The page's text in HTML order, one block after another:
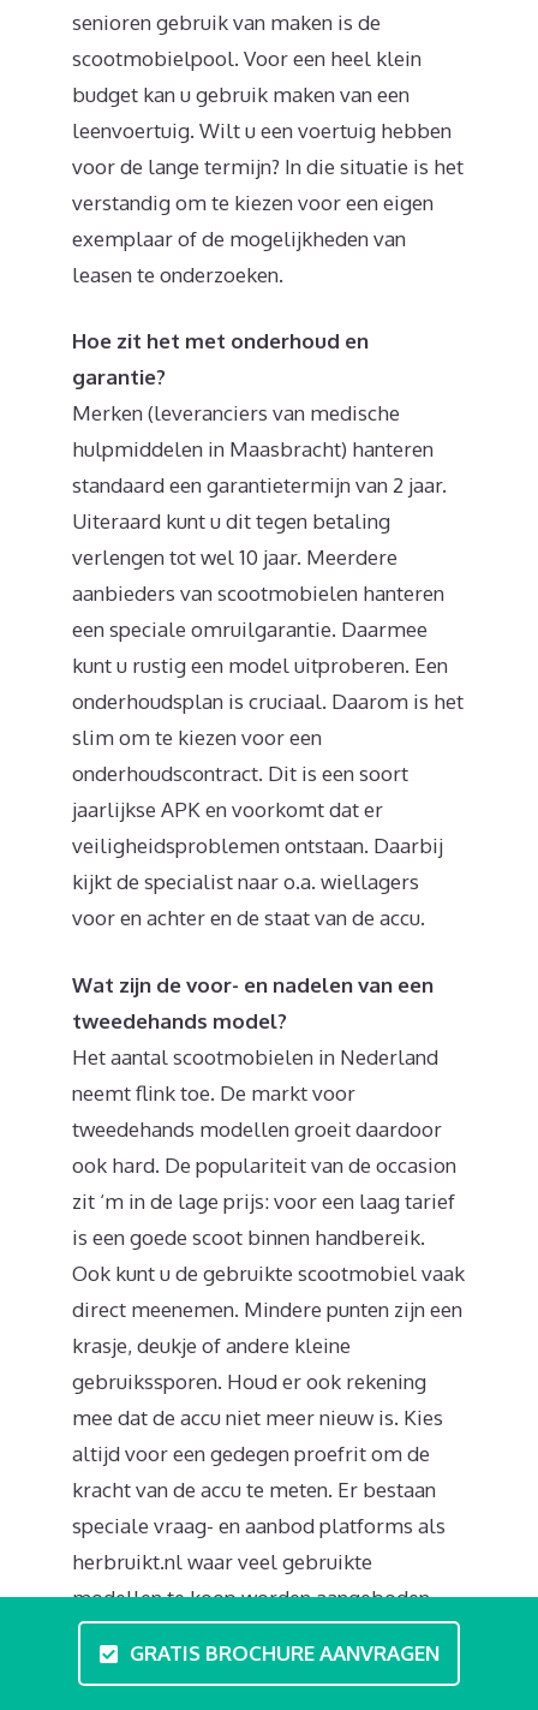
senioren gebruik van maken is de
scootmobielpool. Voor een heel klein
budget kan u gebruik maken van een
leenvoertuig. Wilt u een voertuig hebben
voor de lange termijn? In die situatie is het
verstandig om te kiezen voor een eigen
exemplaar of de mogelijkheden van
leasen te onderzoeken.
Hoe zit het met onderhoud en
garantie?
Merken (leveranciers van medische
hulpmiddelen in Maasbracht) hanteren
standaard een garantietermijn van 2 jaar.
Uiteraard kunt u dit tegen betaling
verlengen tot wel 10 jaar. Meerdere
aanbieders van scootmobielen hanteren
een speciale omruilgarantie. Daarmee
kunt u rustig een model uitproberen. Een
onderhoudsplan is cruciaal. Daarom is het
slim om te kiezen voor een
onderhoudscontract. Dit is een soort
jaarlijkse APK en voorkomt dat er
veiligheidsproblemen ontstaan. Daarbij
kijkt de specialist naar o.a. wiellagers
voor en achter en de staat van de accu.
Wat zijn de voor- en nadelen van een
tweedehands model?
Het aantal scootmobielen in Nederland
neemt flink toe. De markt voor
tweedehands modellen groeit daardoor
ook hard. De populariteit van de occasion
zit ‘m in de lage prijs: voor een laag tarief
is een goede scoot binnen handbereik.
Ook kunt u de gebruikte scootmobiel vaak
direct meenemen. Mindere punten zijn een
krasje, deukje of andere kleine
gebruikssporen. Houd er ook rekening
mee dat de accu niet meer nieuw is. Kies
altijd voor een gedegen proefrit om de
kracht van de accu te meten. Er bestaan
speciale vraag- en aanbod platforms als
herbruikt.nl waar veel gebruikte
modellen te koop worden aangeboden.
Moet ik een rijbewijs hebben?
GRATIS BROCHURE AANVRAGEN